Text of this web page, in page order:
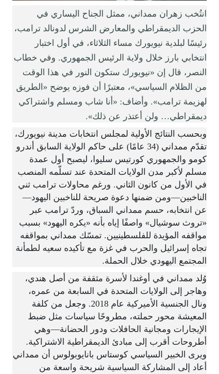
انتُخب زهران ممداني، ممثل الجناح اليساري في
الحزب الديمقراطي والمعارض الشرس لدونالد ترامب،
رئيسًا لبلدية نيويورك مساء الثلاثاء، في أول اختبار
انتخابي بارز خلال ولاية الرئيس الجمهوري. وفي خطاب
النصر، قال إن «نيويورك ستكون النور في هذا الوقت
من الظلام السياسي»، معتبرًا أن فوزه يوضح «الطريق
لهزيمة ترامب». وأضاف: «أنا شاب ومسلم واشتراكي
ديمقراطي… ولن أعتذر عن ذلك».
وبحسب النتائج الأولية لمجلس انتخابات مدينة نيويورك،
تقدّم ممداني (34 عامًا) على حاكم الولاية السابق أندرو
كومو والجمهوري كورتيس سليوا، ليصبح أول عمدة
مسلم لأكبر مدن الولايات المتحدة عند تسلّمه المنصب
في الأول من كانون الثاني. ورغم محاولات ترامب ثني
الناخبين—ومن ضمنها دعوة صريحة للناخبين اليهود—
عن انتخابه، حسم ممداني السباق، وردّ ترامب عبر
«تروث سوشيال» واصفًا إياه بأنه «يكره اليهود» بسبب
مواقفه المؤيدة للفلسطينيين. تمسّك ممداني بمواقفه
تجاه إسرائيل والحرب في غزة مع تأكيده سعيه لطمأنة
المجتمع اليهودي خلال الحملة.
وُلد ممداني في أوغندا لأسرة مثقفة من أصل هندي،
وهاجر إلى الولايات المتحدة في السابعة من عمره،
ونال الجنسية الأميركية عام 2018. وجعل من كلفة
المعيشة محور حملته، مطروحًا سياسات مثل ضبط
الإيجارات ومجانية الحافلات ودور الحضانة—وهي
أطروحات أقرب إلى مبادئ الديمقراطية الاشتراكية.
ويرى الخبير السياسي كوستاس بانايوبولوس أن ممداني
أعاد إلى المشاركة السياسية شريحة واسعة من